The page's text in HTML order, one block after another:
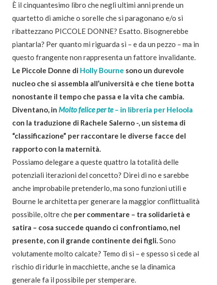
È il cinquantesimo libro che negli ultimi anni prende un
quartetto di amiche o sorelle che si paragonano e/o si
ribattezzano PICCOLE DONNE? Esatto. Bisognerebbe
piantarla? Per quanto mi riguarda sì – e da un pezzo – ma in
questo frangente non rappresenta un fattore invalidante.
Le Piccole Donne di Holly Bourne sono un durevole
nucleo che si assembla all’università e che tiene botta
nonostante il tempo che passa e la vita che cambia.
Diventano, in Molto felice per te– in libreria per Heloola
con la traduzione di Rachele Salerno -, un sistema di
“classificazione” per raccontare le diverse facce del
rapporto con la maternità.
Possiamo delegare a queste quattro la totalità delle
potenziali iterazioni del concetto? Direi di no e sarebbe
anche improbabile pretenderlo, ma sono funzioni utili e
Bourne le architetta per generare la maggior conflittualità
possibile, oltre che per commentare – tra solidarietà e
satira – cosa succede quando ci confrontiamo, nel
presente, con il grande continente dei figli.Sono
volutamente molto calcate? Temo di sì – e spesso si cede al
rischio di ridurle in macchiette, anche se la dinamica
generale fa il possibile per stemperare.